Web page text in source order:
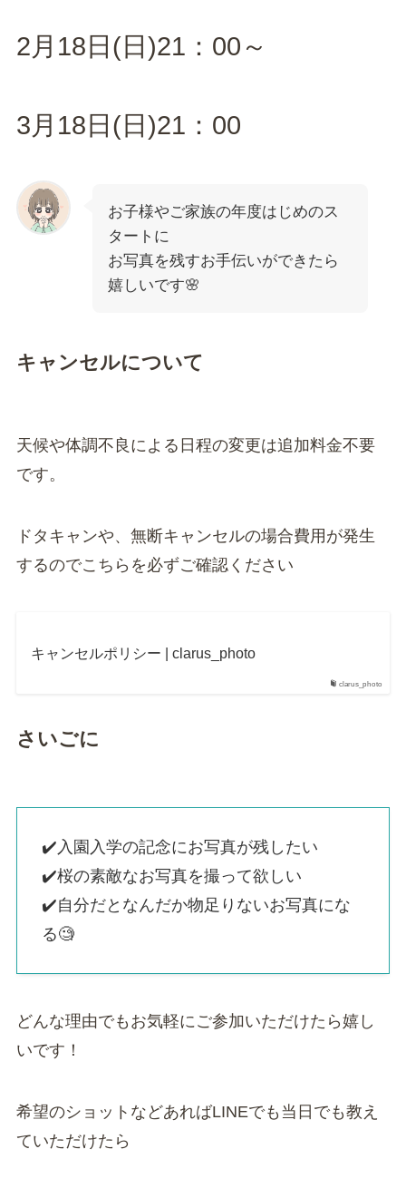
2月18日(日)21：00～
3月18日(日)21：00
お子様やご家族の年度はじめのス
タートに
お写真を残すお手伝いができたら
嬉しいです🌸
キャンセルについて
天候や体調不良による日程の変更は追加料金不要
です。
ドタキャンや、無断キャンセルの場合費用が発生
するのでこちらを必ずご確認ください
clarus_photo
キャンセルポリシー | clarus_photo
さいごに
✔️入園入学の記念にお写真が残したい
✔️桜の素敵なお写真を撮って欲しい
✔️自分だとなんだか物足りないお写真にな
る🧐
どんな理由でもお気軽にご参加いただけたら嬉し
いです！
希望のショットなどあればLINEでも当日でも教え
ていただけたら